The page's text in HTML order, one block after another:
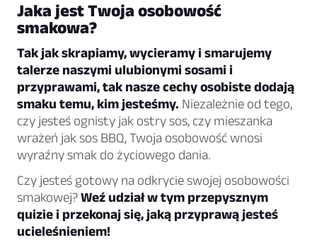
Jaka jest Twoja osobowość
smakowa?
Tak jak skrapiamy, wycieramy i smarujemy
talerze naszymi ulubionymi sosami i
przyprawami, tak nasze cechy osobiste dodają
smaku temu, kim jesteśmy. Niezależnie od tego,
czy jesteś ognisty jak ostry sos, czy mieszanka
wrażeń jak sos BBQ, Twoja osobowość wnosi
wyraźny smak do życiowego dania.
Czy jesteś gotowy na odkrycie swojej osobowości
smakowej?Weź udział w tym przepysznym
quizie i przekonaj się, jaką przyprawą jesteś
ucieleśnieniem!